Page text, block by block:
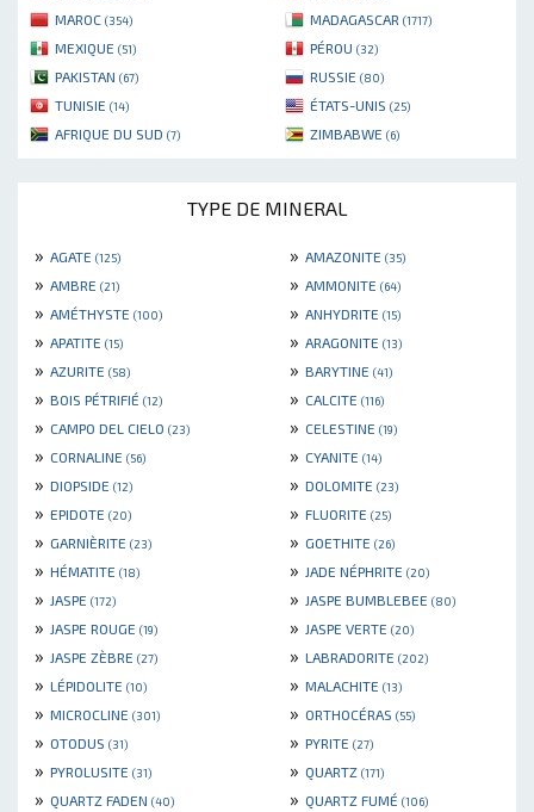
MAROC (354) MADAGASCAR (1717)
MEXIQUE (51) PÉROU (32)
PAKISTAN (67) RUSSIE (80)
TUNISIE (14) ÉTATS-UNIS (25)
AFRIQUE DU SUD (7) ZIMBABWE (6)
TYPE DE MINERAL
» AGATE (125) » AMAZONITE (35)
» AMBRE (21) » AMMONITE (64)
» AMÉTHYSTE (100) » ANHYDRITE (15)
» APATITE (15) » ARAGONITE (13)
» AZURITE (58) » BARYTINE (41)
» BOIS PÉTRIFIÉ (12) » CALCITE (116)
» CAMPO DEL CIELO (23) » CELESTINE (19)
» CORNALINE (56) » CYANITE (14)
» DIOPSIDE (12) » DOLOMITE (23)
» EPIDOTE (20) » FLUORITE (25)
» GARNIÈRITE (23) » GOETHITE (26)
» HÉMATITE (18) » JADE NÉPHRITE (20)
» JASPE (172) » JASPE BUMBLEBEE (80)
» JASPE ROUGE (19) » JASPE VERTE (20)
» JASPE ZÈBRE (27) » LABRADORITE (202)
» LÉPIDOLITE (10) » MALACHITE (13)
» MICROCLINE (301) » ORTHOCÉRAS (55)
» OTODUS (31) » PYRITE (27)
» PYROLUSITE (31) » QUARTZ (171)
» QUARTZ FADEN (40) » QUARTZ FUMÉ (106)